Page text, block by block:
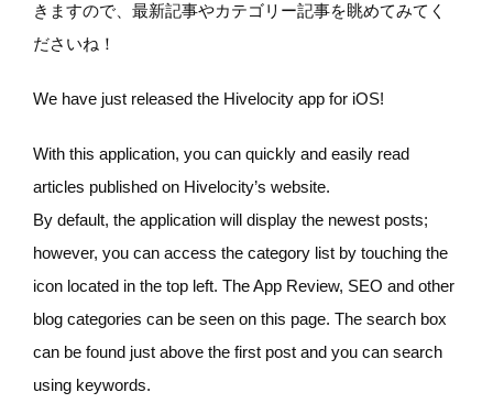
きますので、最新記事やカテゴリー記事を眺めてみてく
ださいね！
We have just released the Hivelocity app for iOS!
With this application, you can quickly and easily read
articles published on Hivelocity’s website.
By default, the application will display the newest posts;
however, you can access the category list by touching the
icon located in the top left. The App Review, SEO and other
blog categories can be seen on this page. The search box
can be found just above the first post and you can search
using keywords.